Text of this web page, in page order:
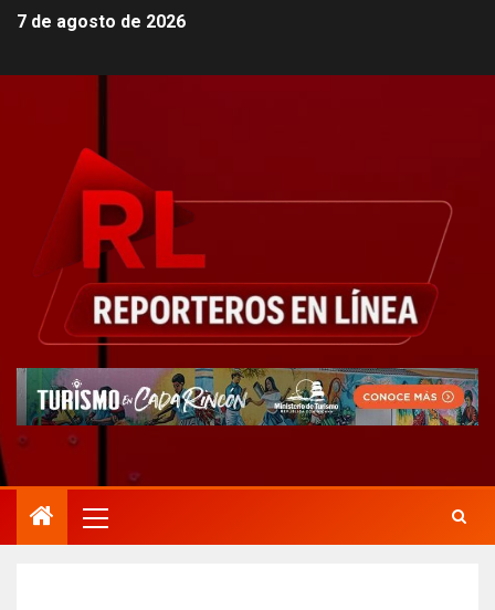
7 de agosto de 2026